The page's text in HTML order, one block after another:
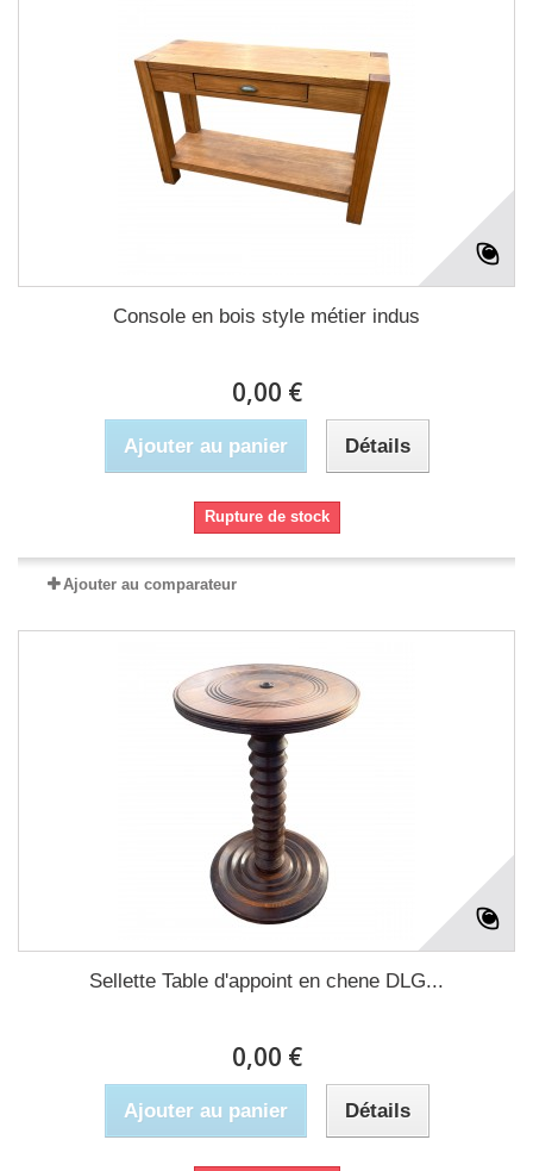
Console en bois style métier indus
0,00 €
Ajouter au panier Détails
Rupture de stock
Ajouter au comparateur
Sellette Table d'appoint en chene DLG...
0,00 €
Ajouter au panier Détails